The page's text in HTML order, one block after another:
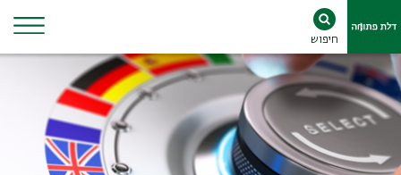
Skip
to
content
חיפוש